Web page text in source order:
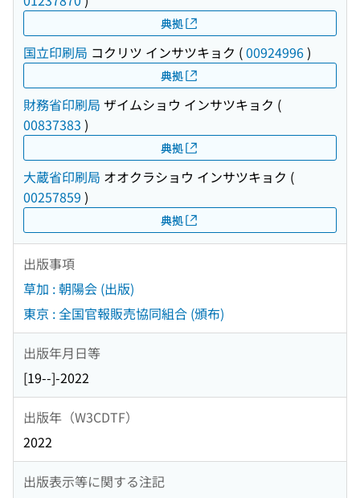
典拠
国立印刷局 コクリツ インサツキョク (00924996)
典拠
財務省印刷局 ザイムショウ インサツキョク (
00837383 )
典拠
大蔵省印刷局 オオクラショウ インサツキョク (
00257859 )
典拠
出版事項
草加 : 朝陽会 (出版)
東京 : 全国官報販売協同組合 (頒布)
出版年月日等
[19--]-2022
出版年（W3CDTF）
2022
出版表示等に関する注記